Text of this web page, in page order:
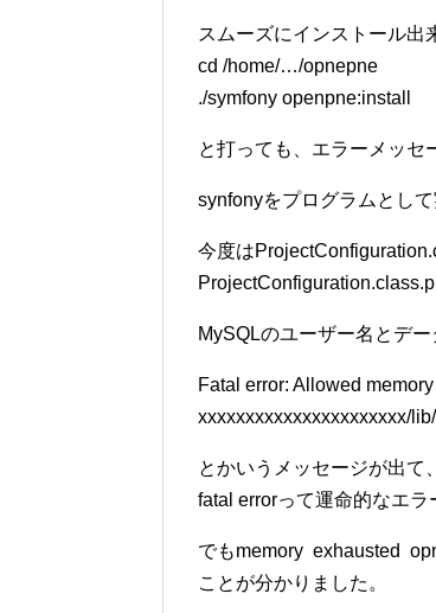
スムーズにインストール出
cd /home/…/opnepne
./symfony openpne:install
と打っても、エラーメッセ
synfonyをプログラムとし
今度は
MySQLのユーザー名とデ
Fatal error: Allowed
xxxxxxxxxxxxxxxxxxxxxx/
とかいうメッセージが出て
fatal errorって運命的なエラ
でもmemory exhausted
ことが分かりました。